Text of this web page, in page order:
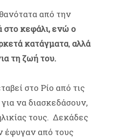
από την
στο κεφάλι, ενώ ο
κατάγματα, αλλά
τη ζωή του.
στο Ρίο από τις
να διασκεδάσουν,
τους. Δεκάδες
έφυγαν από τους